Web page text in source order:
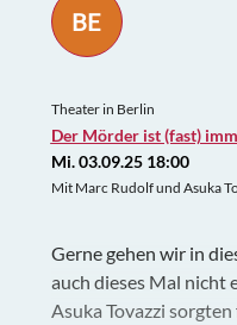
BE
Theater in Berlin
Der Mörder ist (fast)
Mi. 03.09.25 18:00
Mit Marc Rudolf und Asuka
Gerne gehen wir in
auch dieses Mal nicht
Asuka Tovazzi